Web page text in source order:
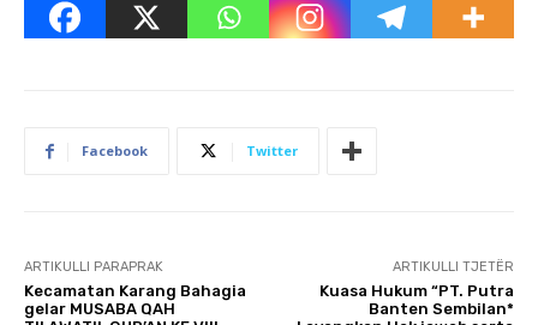
Facebook Twitter
ARTIKULLI PARAPRAK
Kecamatan Karang Bahagia
gelar MUSABA QAH
ARTIKULLI TJETËR
Kuasa Hukum “PT. Putra
Banten Sembilan*